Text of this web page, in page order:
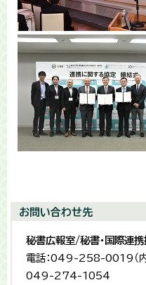
お問い合わせ先
秘書広報室/秘書・国際連携
電話：049-258-0019（
049-274-1054